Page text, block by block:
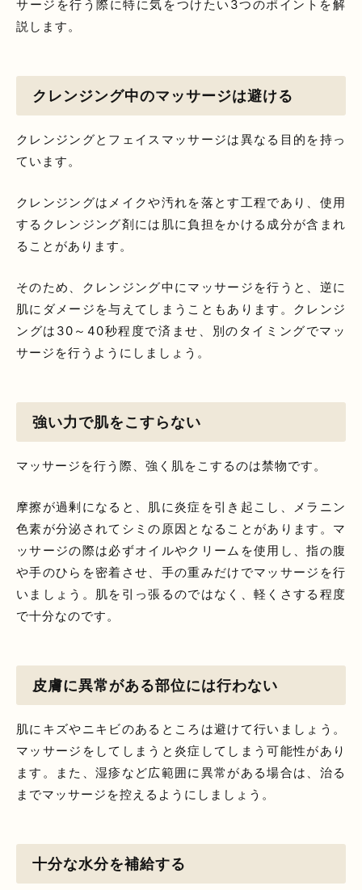
サージを行う際に特に気をつけたい3つのポイントを解
説します。
クレンジング中のマッサージは避ける
クレンジングとフェイスマッサージは異なる目的を持っ
ています。
クレンジングはメイクや汚れを落とす工程であり、使用
するクレンジング剤には肌に負担をかける成分が含まれ
ることがあります。
そのため、クレンジング中にマッサージを行うと、逆に
肌にダメージを与えてしまうこともあります。クレンジ
ングは30～40秒程度で済ませ、別のタイミングでマッ
サージを行うようにしましょう。
強い力で肌をこすらない
マッサージを行う際、強く肌をこするのは禁物です。
摩擦が過剰になると、肌に炎症を引き起こし、メラニン
色素が分泌されてシミの原因となることがあります。マ
ッサージの際は必ずオイルやクリームを使用し、指の腹
や手のひらを密着させ、手の重みだけでマッサージを行
いましょう。肌を引っ張るのではなく、軽くさする程度
で十分なのです。
皮膚に異常がある部位には行わない
肌にキズやニキビのあるところは避けて行いましょう。
マッサージをしてしまうと炎症してしまう可能性があり
ます。また、湿疹など広範囲に異常がある場合は、治る
までマッサージを控えるようにしましょう。
十分な水分を補給する